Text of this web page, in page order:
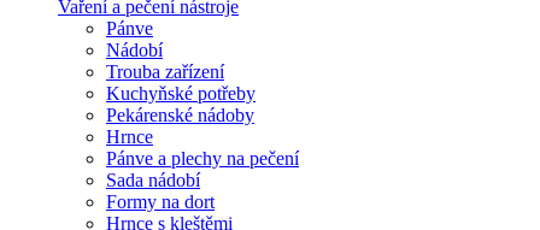
Vaření a pečení nástroje
Pánve
Nádobí
Trouba zařízení
Kuchyňské potřeby
Pekárenské nádoby
Hrnce
Pánve a plechy na pečení
Sada nádobí
Formy na dort
Hrnce s kleštěmi